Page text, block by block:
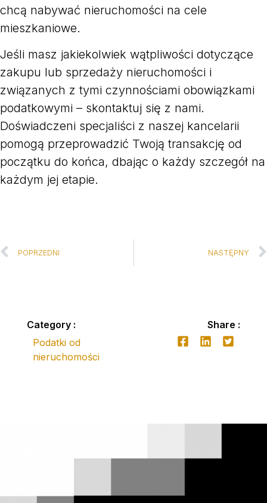
chcą nabywać nieruchomości na cele
mieszkaniowe.
Jeśli masz jakiekolwiek wątpliwości dotyczące
zakupu lub sprzedaży nieruchomości i
związanych z tymi czynnościami obowiązkami
podatkowymi – skontaktuj się z nami.
Doświadczeni specjaliści z naszej kancelarii
pomogą przeprowadzić Twoją transakcję od
początku do końca, dbając o każdy szczegół na
każdym jej etapie.
POPRZEDNI NASTĘPNY
Category :
Podatki od
nieruchomości
Share :